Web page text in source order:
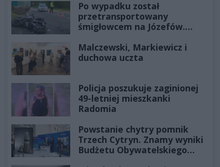
Po wypadku został
przetransportowany
śmigłowcem na Józefów.
Malczewski, Markiewicz i
duchowa uczta
Policja poszukuje zaginionej
49-letniej mieszkanki
Radomia
Powstanie chytry pomnik
Trzech Cytryn. Znamy wyniki
Budżetu Obywatelskiego